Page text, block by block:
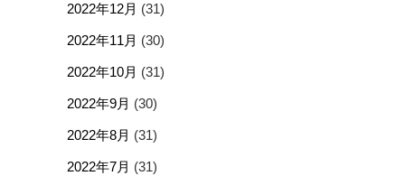
2022年12月 (31)
2022年11月 (30)
2022年10月 (31)
2022年9月 (30)
2022年8月 (31)
2022年7月 (31)